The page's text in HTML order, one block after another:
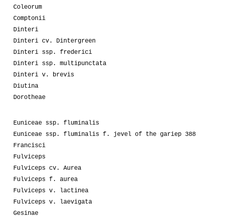
Coleorum
Comptonii
Dinteri
Dinteri cv. Dintergreen
Dinteri ssp. frederici
Dinteri ssp. multipunctata
Dinteri v. brevis
Diutina
Dorotheae
Euniceae ssp. fluminalis
Euniceae ssp. fluminalis f. jevel of the gariep 388
Francisci
Fulviceps
Fulviceps cv. Aurea
Fulviceps f. aurea
Fulviceps v. lactinea
Fulviceps v. laevigata
Gesinae